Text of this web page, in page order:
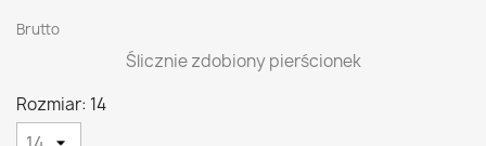
Brutto
Ślicznie zdobiony pierścionek
Rozmiar: 14